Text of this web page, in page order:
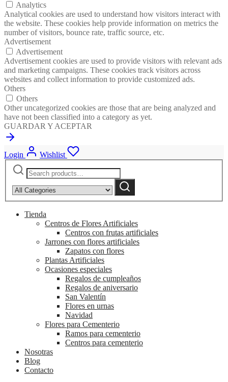
Analytics
Analytical cookies are used to understand how visitors interact with
the website. These cookies help provide information on metrics the
number of visitors, bounce rate, traffic source, etc.
Advertisement
Advertisement
Advertisement cookies are used to provide visitors with relevant ads
and marketing campaigns. These cookies track visitors across
websites and collect information to provide customized ads.
Others
Others
Other uncategorized cookies are those that are being analyzed and
have not been classified into a category as yet.
GUARDAR Y ACEPTAR
Login
Wishlist
Search
for:
category:
Search
Tienda
Centros de Flores Artificiales
Centros con frutas artificiales
Jarrones con flores artificiales
Zapatos con flores
Plantas Artificiales
Ocasiones especiales
Regalos de cumpleaños
Regalos de aniversario
San Valentín
Flores en urnas
Navidad
Flores para Cementerio
Ramos para cementerio
Centros para cementerio
Nosotras
Blog
Contacto